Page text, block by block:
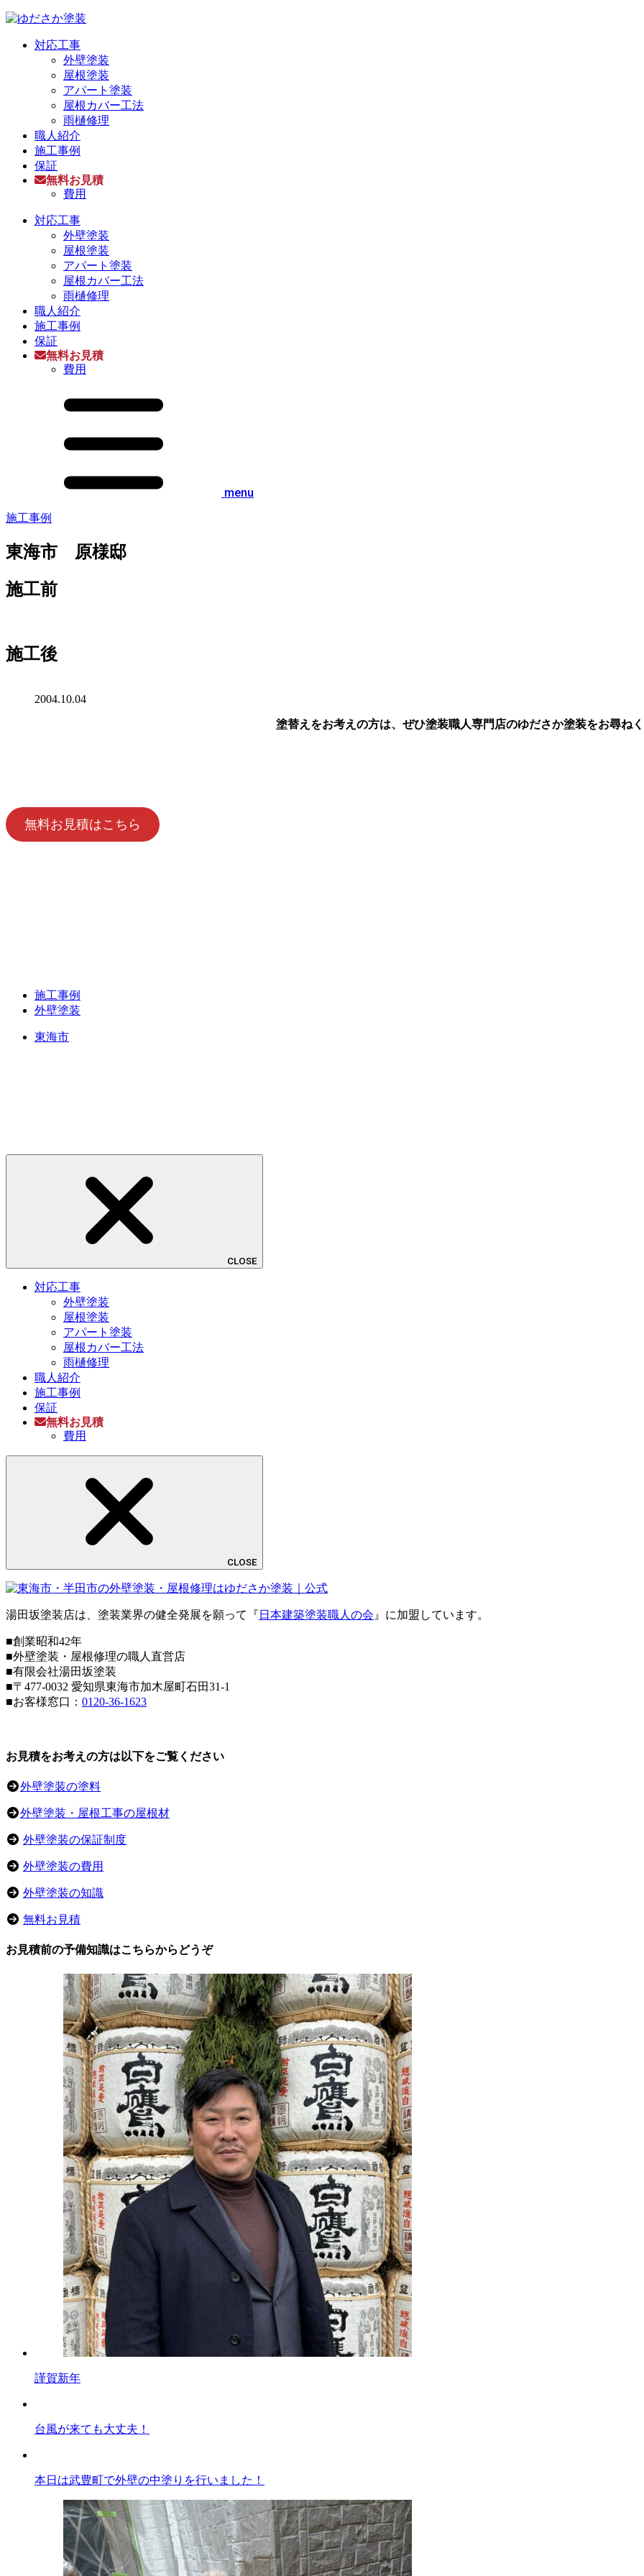
対応工事
外壁塗装
屋根塗装
アパート塗装
屋根カバー工法
雨樋修理
職人紹介
施工事例
保証
無料お見積
費用
対応工事
外壁塗装
屋根塗装
アパート塗装
屋根カバー工法
雨樋修理
職人紹介
施工事例
保証
無料お見積
費用
menu
施工事例
東海市 原様邸
施工前
施工後
2004.10.04
塗替えをお考えの方は、ぜひ塗装職人専門店のゆださか塗装をお尋ね
無料お見積はこちら
施工事例
外壁塗装
東海市
CLOSE
対応工事
外壁塗装
屋根塗装
アパート塗装
屋根カバー工法
雨樋修理
職人紹介
施工事例
保証
無料お見積
費用
CLOSE
湯田坂塗装店は、塗装業界の健全発展を願って『 日本建築塗装職人の会 』に加盟しています。
■創業昭和42年
■外壁塗装・屋根修理の職人直営店
■有限会社湯田坂塗装
■〒 477-0032 愛知県東海市加木屋町石田31-1
■お客様窓口： 0120-36-1623
お見積をお考えの方は以下をご覧ください
外壁塗装の塗料
外壁塗装・屋根工事の屋根材
外壁塗装の保証制度
外壁塗装の費用
外壁塗装の知識
無料お見積
お見積前の予備知識はこちらからどうぞ
謹賀新年
台風が来ても大丈夫！
本日は武豊町で外壁の中塗りを行いました！